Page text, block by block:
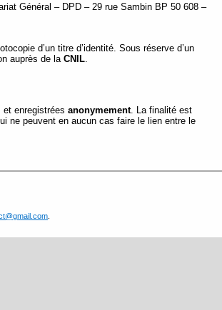
Général – DPD – 29 rue Sambin BP 50 608 –
d’un titre d’identité. Sous réserve d’un
auprès de la CNIL.
enregistrées anonymement. La finalité est
ne peuvent en aucun cas faire le lien entre le